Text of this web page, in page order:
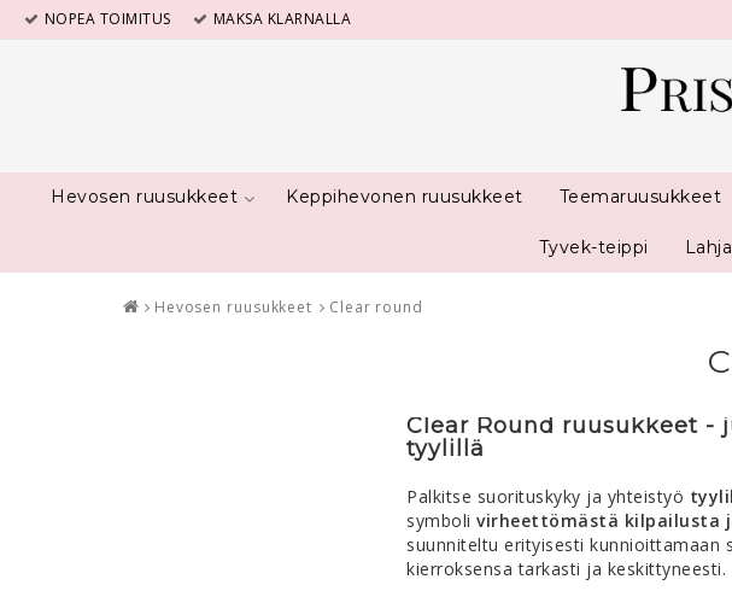
NOPEA TOIMITUS MAKSA KLARNALLA
Hevosen ruusukkeet Keppihevonen ruusukkeet Teemaruusukkeet
Tyvek-teippi
Hevosen ruusukkeet Clear round
Clear Round ruusukkeet
tyylillä
Palkitse suorituskyky ja yhteistyö
symboli virheettömästä kilpailusta
suunniteltu erityisesti
kierroksensa tarkasti ja keskittyneesti.